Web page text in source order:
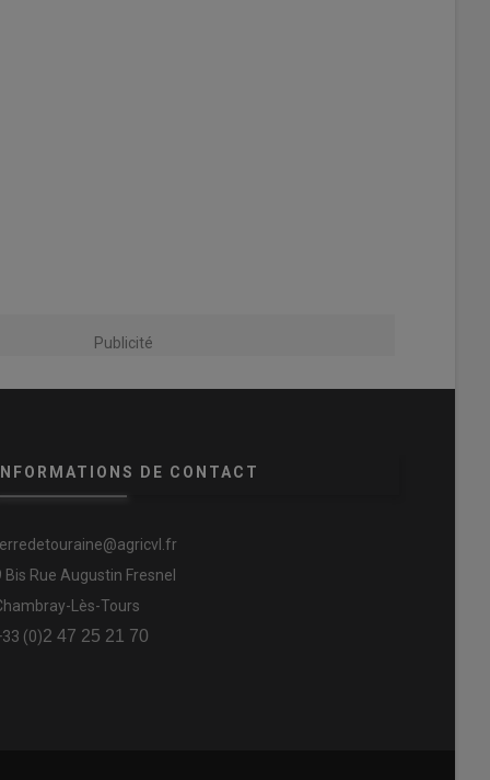
Publicité
DE CONTACT
Bis Rue Augustin Fresnel
Lès-Tours
(0)2 47 25 21 70